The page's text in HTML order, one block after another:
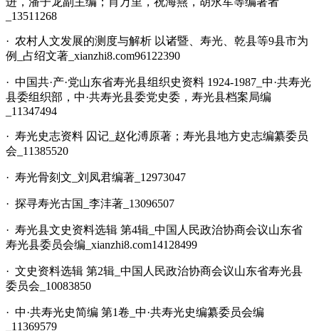
_13511268
· 农村人文发展的测度与解析 以诸暨、寿光、乾县等9县市为
例_占绍文著_xianzhi8.com96122390
· 中国共·产·党山东省寿光县组织史资料 1924-1987_中·共寿光
县委组织部，中·共寿光县委党史委，寿光县档案局编
_11347494
· 寿光史志资料 囚记_赵化溥原著；寿光县地方史志编纂委员
会_11385520
· 寿光骨刻文_刘凤君编著_12973047
· 探寻寿光古国_李沣著_13096507
· 寿光县文史资料选辑 第4辑_中国人民政治协商会议山东省
寿光县委员会编_xianzhi8.com14128499
· 文史资料选辑 第2辑_中国人民政治协商会议山东省寿光县
委员会_10083850
· 中·共寿光史简编 第1卷_中·共寿光史编纂委员会编
_11369579